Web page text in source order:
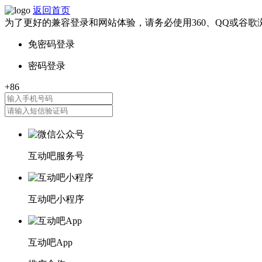
返回首页
为了更好的兼容登录和网站体验，请务必使用360、QQ或谷歌
互动吧服务号
互动吧小程序
互动吧App